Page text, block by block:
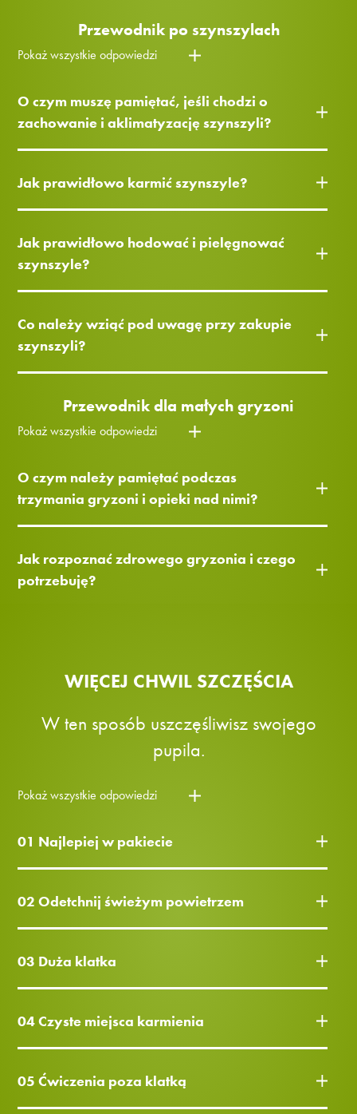
Przewodnik po szynszylach
Pokaż wszystkie odpowiedzi
O czym muszę pamiętać, jeśli chodzi o
zachowanie i aklimatyzację szynszyli?
Jak prawidłowo karmić szynszyle?
Jak prawidłowo hodować i pielęgnować
szynszyle?
Co należy wziąć pod uwagę przy zakupie
szynszyli?
Przewodnik dla małych gryzoni
Pokaż wszystkie odpowiedzi
O czym należy pamiętać podczas
trzymania gryzoni i opieki nad nimi?
Jak rozpoznać zdrowego gryzonia i czego
potrzebuję?
WIĘCEJ CHWIL SZCZĘŚCIA
W ten sposób uszczęśliwisz swojego
pupila.
Pokaż wszystkie odpowiedzi
01 Najlepiej w pakiecie
02 Odetchnij świeżym powietrzem
03 Duża klatka
04 Czyste miejsca karmienia
05 Ćwiczenia poza klatką